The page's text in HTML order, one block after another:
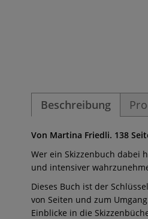
Beschreibung
Von Martina Friedli. 138
Wer ein Skizzenbuch dabei
und intensiver
Dieses Buch ist der
von Seiten und zum
Einblicke in die